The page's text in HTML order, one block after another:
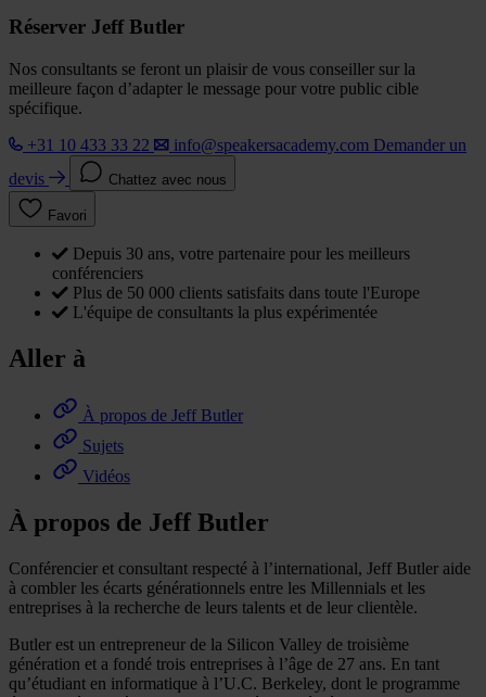
Réserver Jeff Butler
Nos consultants se feront un plaisir de vous conseiller sur la
meilleure façon d’adapter le message pour votre public cible
spécifique.
+31 10 433 33 22
info@speakersacademy.com Demander un
devis
Chattez avec nous
Favori
Depuis 30 ans, votre partenaire pour les meilleurs
conférenciers
Plus de 50 000 clients satisfaits dans toute l'Europe
L'équipe de consultants la plus expérimentée
Aller à
À propos de Jeff Butler
Sujets
Vidéos
À propos de Jeff Butler
Conférencier et consultant respecté à l’international, Jeff Butler aide
à combler les écarts générationnels entre les Millennials et les
entreprises à la recherche de leurs talents et de leur clientèle.
Butler est un entrepreneur de la Silicon Valley de troisième
génération et a fondé trois entreprises à l’âge de 27 ans. En tant
qu’étudiant en informatique à l’U.C. Berkeley, dont le programme